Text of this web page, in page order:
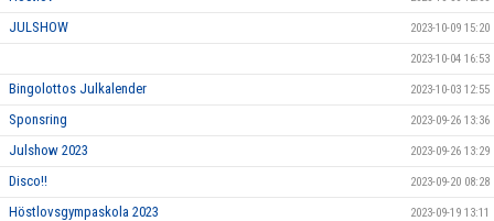
JULSHOW 2023-10-09 15:20
2023-10-04 16:53
Bingolottos Julkalender 2023-10-03 12:55
Sponsring 2023-09-26 13:36
Julshow 2023 2023-09-26 13:29
Disco!! 2023-09-20 08:28
Höstlovsgympaskola 2023 2023-09-19 13:11